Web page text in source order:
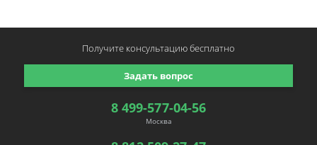
8 499-577-04-56
Москва
Задать вопрос
Получите консультациюбесплатно